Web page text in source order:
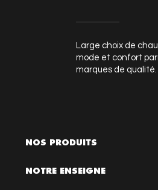
Large choix de
mode et confort
marques de qualité.
NOS PRODUITS
NOTRE ENSEIGNE